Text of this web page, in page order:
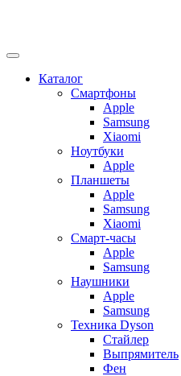
Каталог
Смартфоны
Apple
Samsung
Xiaomi
Ноутбуки
Apple
Планшеты
Apple
Samsung
Xiaomi
Смарт-часы
Apple
Samsung
Наушники
Apple
Samsung
Техника Dyson
Стайлер
Выпрямитель
Фен